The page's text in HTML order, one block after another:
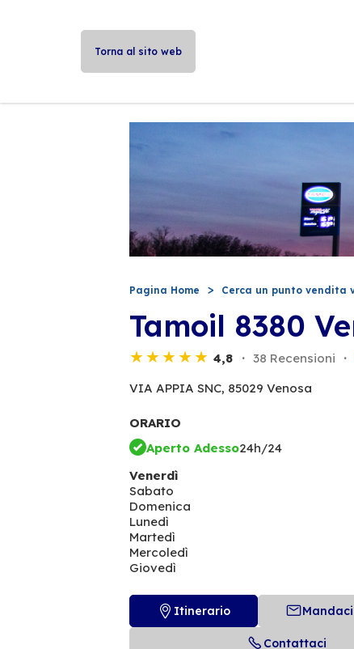
Torna al sito web
Pagina Home Cerca un punto vendita
Tamoil 8380
4,8 38 Recensioni
VIA APPIA SNC, 85029 Venosa
ORARIO
Aperto Adesso24h/24
Venerdì
Sabato
Domenica
Lunedì
Martedì
Mercoledì
Giovedì
Itinerario
Contattaci